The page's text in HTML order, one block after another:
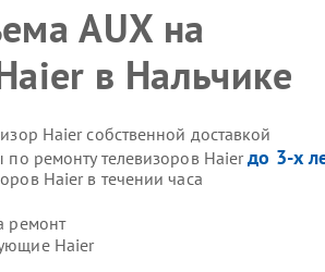
AUX на
в Нальчике
Haier собственной доставкой
по ремонту телевизоров Haierдо 3-х
Haier в течении часа
ремонт
Haier